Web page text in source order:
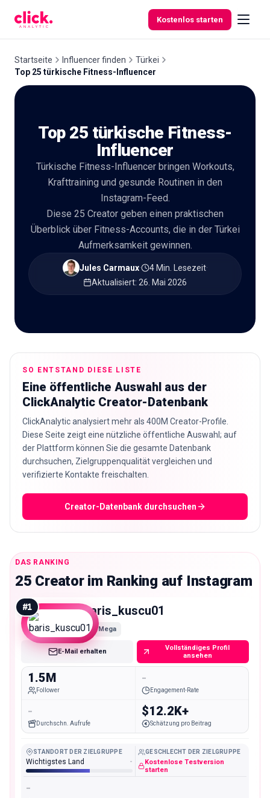
Kostenlos starten
Kostenlose
🇩🇪DE
Startseite Influencer finden
Türkei
Top 25 türkische Fitness-Influencer
Top 25 türkische Fitness-
Influencer
Türkische Fitness-Influencer bringen Workouts,
Krafttraining und gesunde Routinen in den
Instagram-Feed.
Diese 25 Creator geben einen praktischen
Überblick über Fitness-Accounts, die in der Türkei
Aufmerksamkeit gewinnen.
Jules Carmaux· 4 Min. Lesezeit·
Aktualisiert: 26. Mai 2026
SO ENTSTAND DIESE LISTE
Eine öffentliche Auswahl aus der
ClickAnalytic Creator-Datenbank
ClickAnalytic analysiert mehr als 400M Creator-Profile.
Diese Seite zeigt eine nützliche öffentliche Auswahl; auf
der Plattform können Sie die gesamte Datenbank
durchsuchen, Zielgruppenqualität vergleichen und
verifizierte Kontakte freischalten.
Creator-Datenbank durchsuchen
DAS RANKING
25 Creator im Ranking auf Instagram
#1 baris_kuscu01
Mega
E-Mail erhalten
Vollständiges Profil
ansehen
1.5M
Follower
-
Engagement-Rate
-
Durchschn. Aufrufe
$12.2K+
Schätzung pro Beitrag
STANDORT DER ZIELGRUPPE
Wichtigstes Land -
GESCHLECHT DER ZIELGRUPPE
Kostenlose Testversion
starten
-